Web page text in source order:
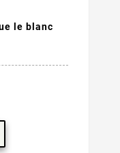
le blanc